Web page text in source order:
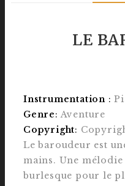
LE
Instrumentation :
Genre: Aventure
Copyright:
Le baroudeur est
mains. Une
burlesque pour le